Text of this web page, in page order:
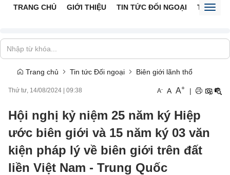
TRANG CHỦ GIỚI THIỆU TIN TỨC ĐỐI NGOẠI THÔNG
Trang chủ Tin tức Đối ngoại Biên giới lãnh thổ
Thứ tư, 14/08/2024 09:38 A- A A+ |
Hội nghị kỷ niệm 25 năm ký Hiệp
ước biên giới và 15 năm ký 03 văn
kiện pháp lý về biên giới trên đất
liền Việt Nam - Trung Quốc